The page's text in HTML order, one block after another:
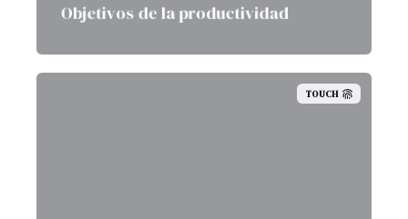
Objetivos de la productividad
TOUCH